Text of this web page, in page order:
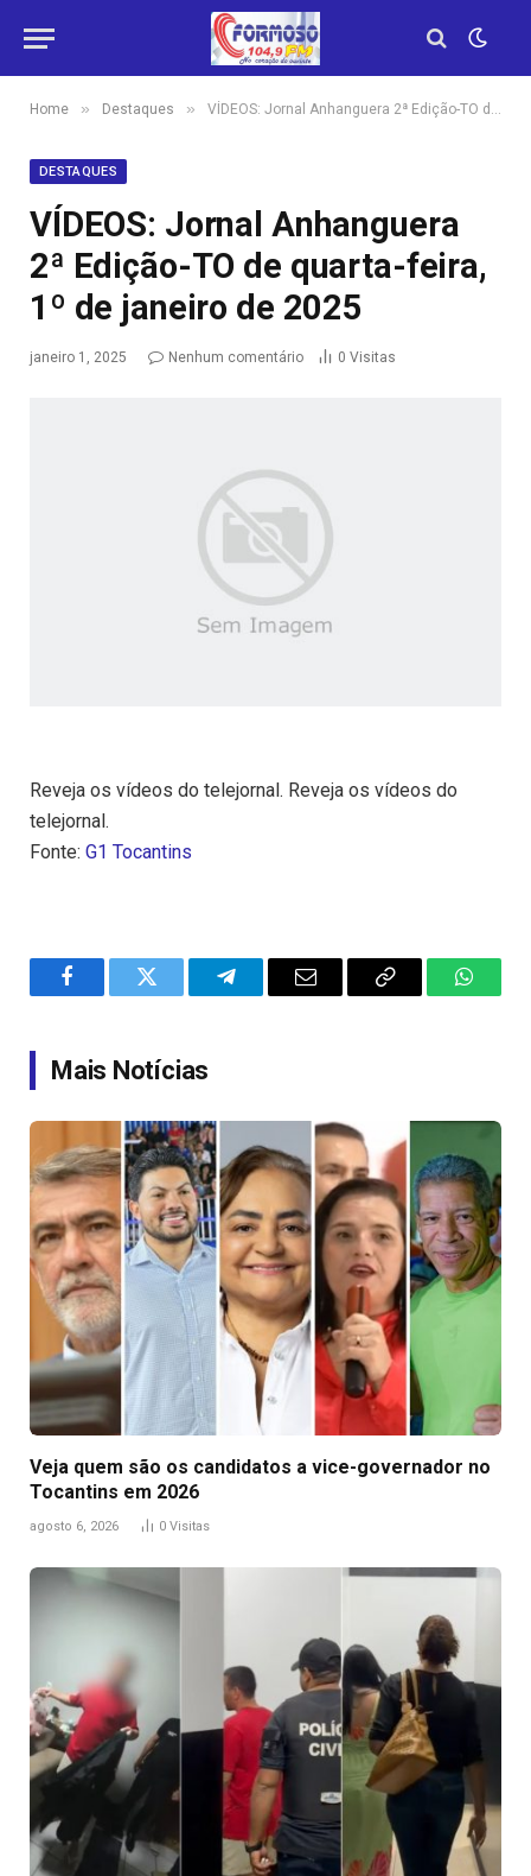
Home » Destaques » VÍDEOS: Jornal Anhanguera 2ª Edição-TO de quarta-feira, 1º de janeiro de 2025
DESTAQUES
VÍDEOS: Jornal Anhanguera
2ª Edição-TO de quarta-feira,
1º de janeiro de 2025
janeiro 1, 2025 Nenhum comentário 0 Visitas
Reveja os vídeos do telejornal. Reveja os vídeos do
telejornal.
Fonte: G1 Tocantins
FacebookTwitter TelegramEmail
Copy
Mais Notícias
Veja quem são os candidatos a vice-governador no
Tocantins em 2026
agosto 6, 2026 0 Visitas